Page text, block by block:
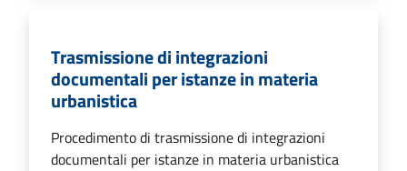
Trasmissione di integrazioni
documentali per istanze in materia
urbanistica
Procedimento di trasmissione di integrazioni
documentali per istanze in materia urbanistica